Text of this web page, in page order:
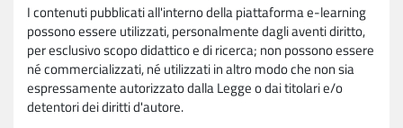
I contenuti pubblicati all'interno della piattaforma e-learning
possono essere utilizzati, personalmente dagli aventi diritto,
per esclusivo scopo didattico e di ricerca; non possono essere
né commercializzati, né utilizzati in altro modo che non sia
espressamente autorizzato dalla Legge o dai titolari e/o
detentori dei diritti d'autore.